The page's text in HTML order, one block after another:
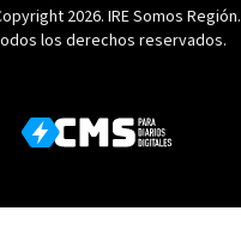
2026. IRE Somos Región.
los derechos reservados.